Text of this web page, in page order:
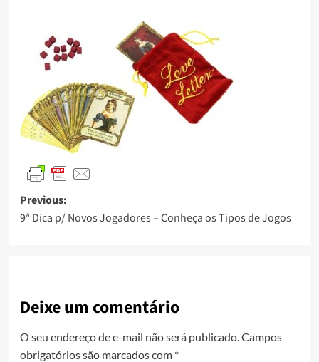
Previous:
9ª Dica p/ Novos Jogadores – Conheça os Tipos de Jogos
Deixe um comentário
O seu endereço de e-mail não será publicado. Campos
obrigatórios são marcados com *